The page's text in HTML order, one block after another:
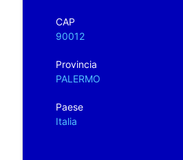
CAP
90012
Provincia
PALERMO
Paese
Italia